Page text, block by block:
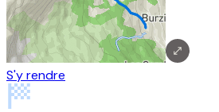
S'y rendre